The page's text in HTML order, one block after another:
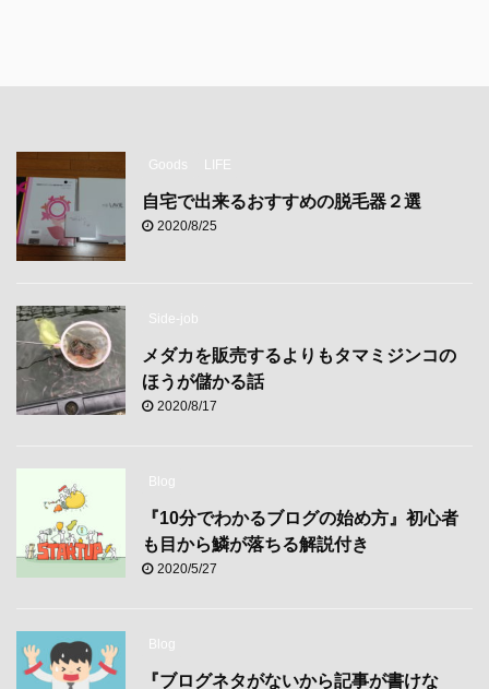
Goods LIFE
自宅で出来るおすすめの脱毛器２選
2020/8/25
Side-job
メダカを販売するよりもタマミジンコの
ほうが儲かる話
2020/8/17
Blog
『10分でわかるブログの始め方』初心者
も目から鱗が落ちる解説付き
2020/5/27
Blog
『ブログネタがないから記事が書けな